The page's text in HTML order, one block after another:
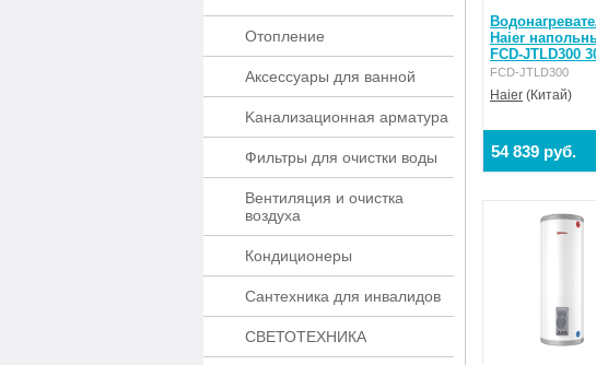
Отопление
Аксессуары для ванной
Kaнaлизaционнaя apматypa
Фильтры для очистки воды
Вентиляция и очистка
воздуха
Кондиционеры
Сантехника для инвалидов
СВЕТОТЕХНИКА
Haier
FCD-JTLD300
FCD-JTLD300
Haier (Китай)
54 839 руб.